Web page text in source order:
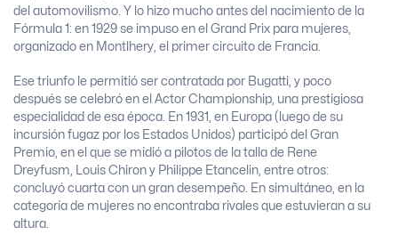
del automovilismo. Y lo hizo mucho antes del nacimiento de la
Fórmula 1: en 1929 se impuso en el Grand Prix para mujeres,
organizado en Montlhery, el primer circuito de Francia.
Ese triunfo le permitió ser contratada por Bugatti, y poco
después se celebró en el Actor Championship, una prestigiosa
especialidad de esa época. En 1931, en Europa (luego de su
incursión fugaz por los Estados Unidos) participó del Gran
Premio, en el que se midió a pilotos de la talla de Rene
Dreyfusm, Louis Chiron y Philippe Etancelin, entre otros:
concluyó cuarta con un gran desempeño. En simultáneo, en la
categoría de mujeres no encontraba rivales que estuvieran a su
altura.